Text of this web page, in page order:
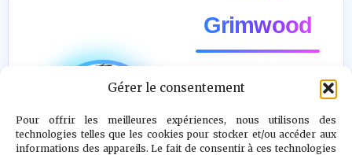
Gérer le consentement
Pour offrir les meilleures expériences, nous utilisons des
technologies telles que les cookies pour stocker et/ou accéder aux
informations des appareils. Le fait de consentir à ces technologies
Grimwood
"Il n’y a pas
d’ennemi. Le
véritable combat